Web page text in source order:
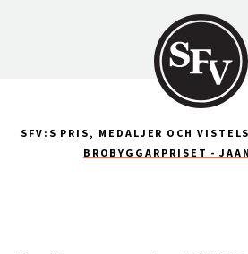
SFV:S PRIS, MEDALJER OCH
BROBYGGARPRISET -